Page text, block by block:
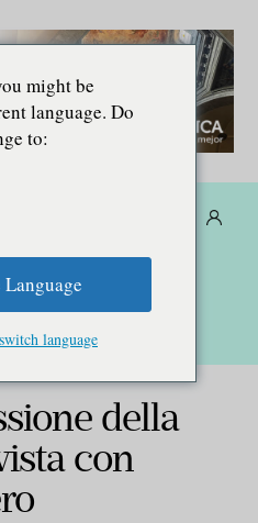
della
con
might be
language. Do
to:
Language
language